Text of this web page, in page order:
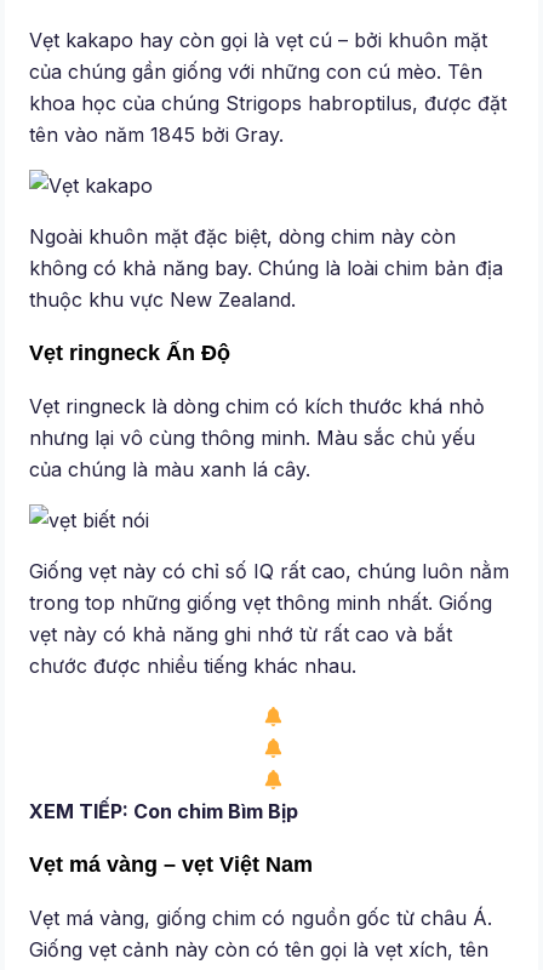
Vẹt kakapo hay còn gọi là vẹt cú – bởi khuôn mặt
của chúng gần giống với những con cú mèo. Tên
khoa học của chúng Strigops habroptilus, được đặt
tên vào năm 1845 bởi Gray.
Ngoài khuôn mặt đặc biệt, dòng chim này còn
không có khả năng bay. Chúng là loài chim bản địa
thuộc khu vực New Zealand.
Vẹt ringneck Ấn Độ
Vẹt ringneck là dòng chim có kích thước khá nhỏ
nhưng lại vô cùng thông minh. Màu sắc chủ yếu
của chúng là màu xanh lá cây.
Giống vẹt này có chỉ số IQ rất cao, chúng luôn nằm
trong top những giống vẹt thông minh nhất. Giống
vẹt này có khả năng ghi nhớ từ rất cao và bắt
chước được nhiều tiếng khác nhau.
XEM TIẾP: Con chim Bìm Bịp
Vẹt má vàng – vẹt Việt Nam
Vẹt má vàng, giống chim có nguồn gốc từ châu Á.
Giống vẹt cảnh này còn có tên gọi là vẹt xích, tên